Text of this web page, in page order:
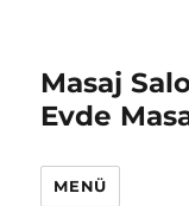
Masaj
Evde
MENÜ